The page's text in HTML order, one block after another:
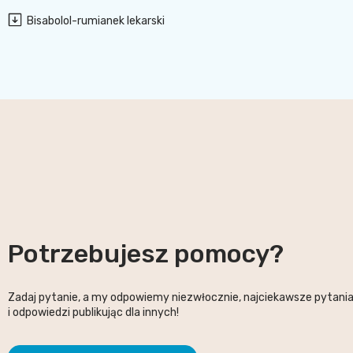
Bisabolol-rumianek lekarski
Potrzebujesz pomocy?
Zadaj pytanie, a my odpowiemy niezwłocznie, najciekawsze pytania
i odpowiedzi publikując dla innych!